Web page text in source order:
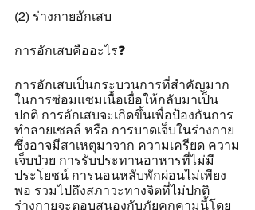
(2) ร่างกายอักเสบ
การอักเสบคืออะไร❓
การอักเสบเป็นกระบวนการที่สำคัญมาก
ในการซ่อมแซมเนื้อเยื่อให้กลับมาเป็น
ปกติ การอักเสบจะเกิดขึ้นเพื่อป้องกันการ
ทำลายเซลล์ หรือ การบาดเจ็บในร่างกาย
ซึ่งอาจมีสาเหตุมาจาก ความเครียด ความ
เจ็บป่วย การรับประทานอาหารที่ไม่มี
ประโยชน์ การนอนหลับพักผ่อนไม่เพียง
พอ รวมไปถึงสภาวะทางจิตที่ไม่ปกติ
ร่างกายจะตอบสนองกับภัยคุกคามนี้โดย